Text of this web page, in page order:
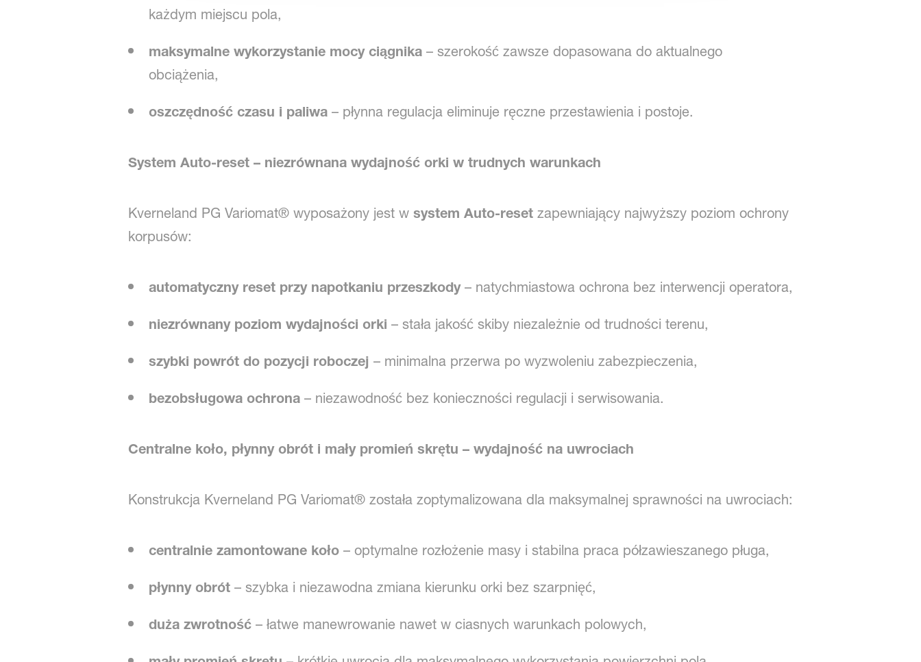
każdym miejscu pola,
maksymalne wykorzystanie mocy ciągnika– szerokość zawsze dopasowana do aktualnego
obciążenia,
oszczędność czasu i paliwa– płynna regulacja eliminuje ręczne przestawienia i postoje.
System Auto-reset – niezrównana wydajność orki w trudnych warunkach
Kverneland PG Variomat® wyposażony jest w system Auto-resetzapewniający najwyższy poziom ochrony
korpusów:
automatyczny reset przy napotkaniu przeszkody– natychmiastowa ochrona bez interwencji operatora,
niezrównany poziom wydajności orki – stała jakość skiby niezależnie od trudności terenu,
szybki powrót do pozycji roboczej – minimalna przerwa po wyzwoleniu zabezpieczenia,
bezobsługowa ochrona– niezawodność bez konieczności regulacji i serwisowania.
Centralne koło, płynny obrót i mały promień skrętu – wydajność na uwrociach
Konstrukcja Kverneland PG Variomat® została zoptymalizowana dla maksymalnej sprawności na uwrociach:
centralnie zamontowane koło– optymalne rozłożenie masy i stabilna praca półzawieszanego pługa,
płynny obrót– szybka i niezawodna zmiana kierunku orki bez szarpnięć,
duża zwrotność– łatwe manewrowanie nawet w ciasnych warunkach polowych,